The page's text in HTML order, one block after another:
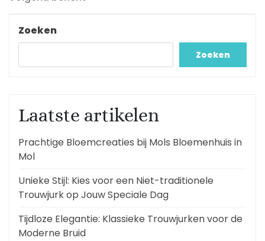
Zoeken
Zoeken
Laatste artikelen
Prachtige Bloemcreaties bij Mols Bloemenhuis in
Mol
Unieke Stijl: Kies voor een Niet-traditionele
Trouwjurk op Jouw Speciale Dag
Tijdloze Elegantie: Klassieke Trouwjurken voor de
Moderne Bruid